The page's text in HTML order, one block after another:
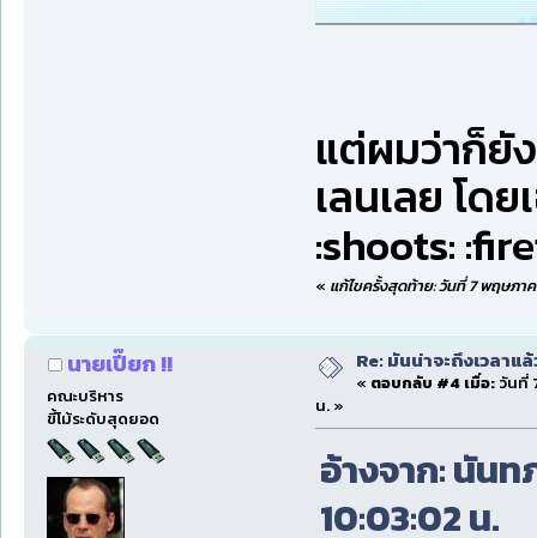
แต่ผมว่าก็ยั
เลนเลย โด
:shoots:
« แก้ไขครั้งสุดท้าย: วันที่ 7 พฤษภา
นายเปี๊ยก !!
คณะบริหาร
ขี้โม้ระดับสุดยอด
Re: มันน่าจะถึงเวลาแ
« ตอบกลับ #4 เมื่อ:วันที่
น. »
อ้างจาก: นัน
10:03:02 น.